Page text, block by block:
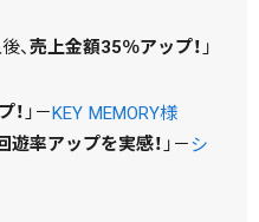
、売上金額35％アップ！ 」
！ 」－KEY MEMORY様
遊率アップを実感！ 」－シ